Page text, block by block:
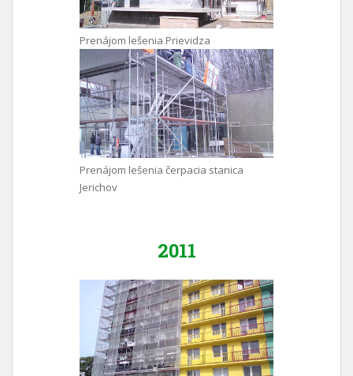
Prenájom lešenia Prievidza
Prenájom lešenia čerpacia stanica
Jerichov
2011